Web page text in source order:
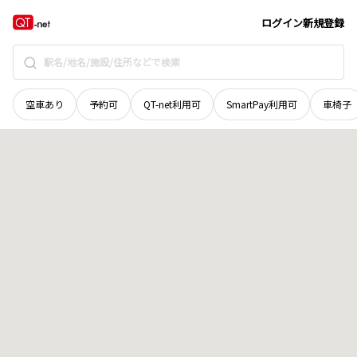
ログイン新規登録
空車あり 予約可 QT-net利用可 SmartPay利用可 車椅子
京都府